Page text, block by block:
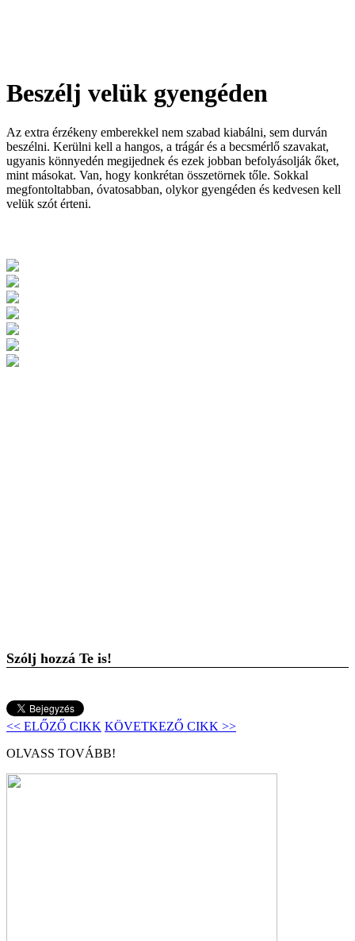
Beszélj velük gyengéden
Az extra érzékeny emberekkel nem szabad kiabálni, sem durván
beszélni. Kerülni kell a hangos, a trágár és a becsmérlő szavakat,
ugyanis könnyedén megijednek és ezek jobban befolyásolják őket,
mint másokat. Van, hogy konkrétan összetörnek tőle. Sokkal
megfontoltabban, óvatosabban, olykor gyengéden és kedvesen kell
velük szót érteni.
Szólj hozzá Te is!
<< ELŐZŐ CIKK KÖVETKEZŐ CIKK >>
OLVASS TOVÁBB!